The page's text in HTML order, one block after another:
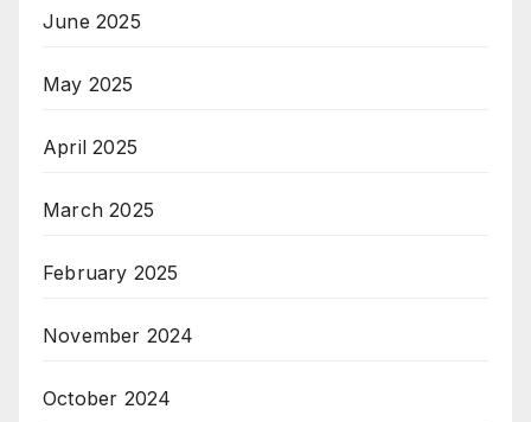
June 2025
May 2025
April 2025
March 2025
February 2025
November 2024
October 2024